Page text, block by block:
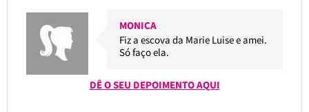
MONICA
Fiz a escova da Marie Luise e amei.
Só faço ela.
DÊ O SEU DEPOIMENTO AQUI